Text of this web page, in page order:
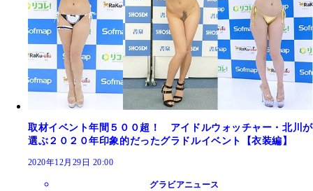
取材イベント年間５００超！ アイドルウォッチャー・北川が
選ぶ２０２０年印象的だったグラドルイベント【衣装編】
2020年12月29日 20:00
グラビアニュース